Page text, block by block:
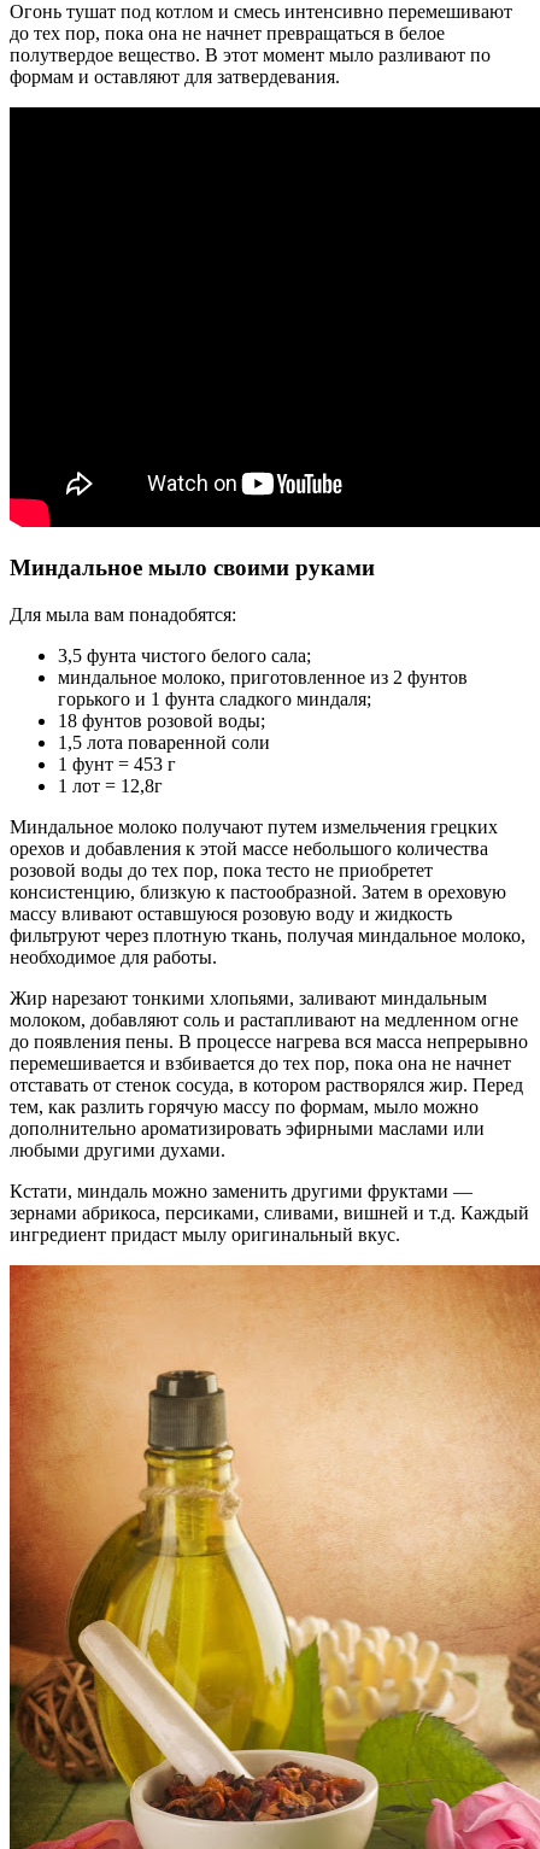
Огонь тушат под котлом и смесь интенсивно перемешивают
до тех пор, пока она не начнет превращаться в белое
полутвердое вещество. В этот момент мыло разливают по
формам и оставляют для затвердевания.
Миндальное мыло своими руками
Для мыла вам понадобятся:
3,5 фунта чистого белого сала;
миндальное молоко, приготовленное из 2 фунтов
горького и 1 фунта сладкого миндаля;
18 фунтов розовой воды;
1,5 лота поваренной соли
1 фунт = 453 г
1 лот = 12,8г
Миндальное молоко получают путем измельчения грецких
орехов и добавления к этой массе небольшого количества
розовой воды до тех пор, пока тесто не приобретет
консистенцию, близкую к пастообразной. Затем в ореховую
массу вливают оставшуюся розовую воду и жидкость
фильтруют через плотную ткань, получая миндальное молоко,
необходимое для работы.
Жир нарезают тонкими хлопьями, заливают миндальным
молоком, добавляют соль и растапливают на медленном огне
до появления пены. В процессе нагрева вся масса непрерывно
перемешивается и взбивается до тех пор, пока она не начнет
отставать от стенок сосуда, в котором растворялся жир. Перед
тем, как разлить горячую массу по формам, мыло можно
дополнительно ароматизировать эфирными маслами или
любыми другими духами.
Кстати, миндаль можно заменить другими фруктами —
зернами абрикоса, персиками, сливами, вишней и т.д. Каждый
ингредиент придаст мылу оригинальный вкус.